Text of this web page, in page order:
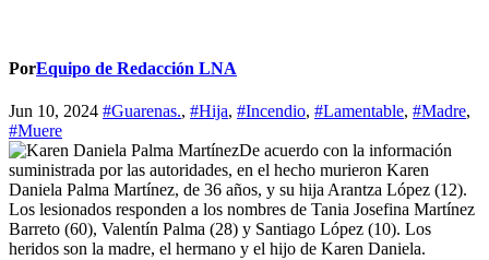
PorEquipo de Redacción LNA
Jun 10, 2024 #Guarenas., #Hija, #Incendio, #Lamentable, #Madre,
#Muere
De acuerdo con la información
suministrada por las autoridades, en el hecho murieron Karen
Daniela Palma Martínez, de 36 años, y su hija Arantza López (12).
Los lesionados responden a los nombres de Tania Josefina Martínez
Barreto (60), Valentín Palma (28) y Santiago López (10). Los
heridos son la madre, el hermano y el hijo de Karen Daniela.